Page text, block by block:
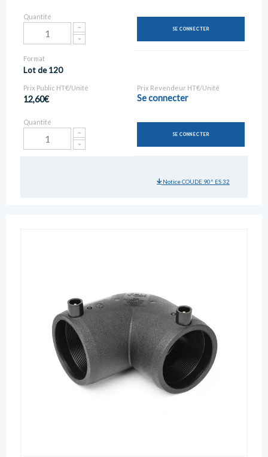
Quantité
SE CONNECTER
Format
Lot de 120
Prix Public HT€/Unité
12,60€
Prix Revendeur HT€/Unité
Se connecter
Quantité
SE CONNECTER
Notice COUDE 90° ES 32